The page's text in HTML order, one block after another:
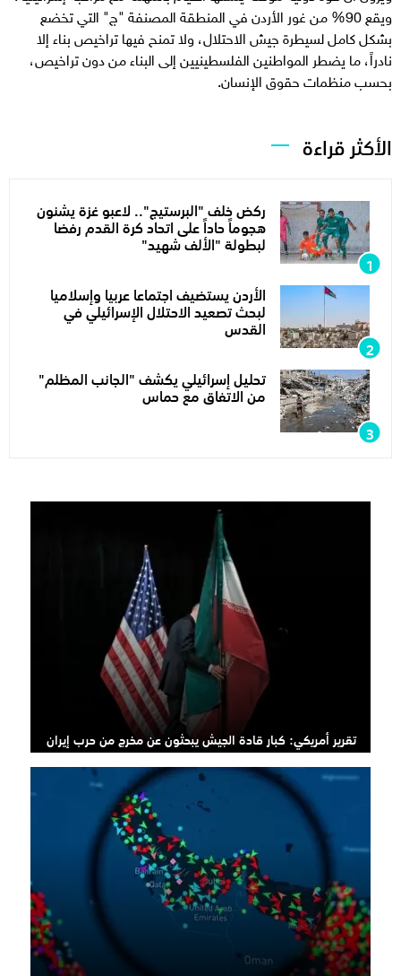
ويقع 90% من غور الأردن في المنطقة المصنفة "ج" التي تخضع
بشكل كامل لسيطرة جيش الاحتلال، ولا تمنح فيها تراخيص بناء إلا
نادراً، ما يضطر المواطنين الفلسطينيين إلى البناء من دون تراخيص،
بحسب منظمات حقوق الإنسان.
الأكثر قراءة
ركض خلف "البرستيج".. لاعبو غزة يشنون
هجوماً حاداً على اتحاد كرة القدم رفضا
لبطولة "الألف شهيد"
الأردن يستضيف اجتماعا عربيا وإسلاميا
لبحث تصعيد الاحتلال الإسرائيلي في
القدس
تحليل إسرائيلي يكشف "الجانب المظلم"
من الاتفاق مع حماس
تقرير أمريكي: كبار قادة الجيش يبحثون عن مخرج من حرب إيران